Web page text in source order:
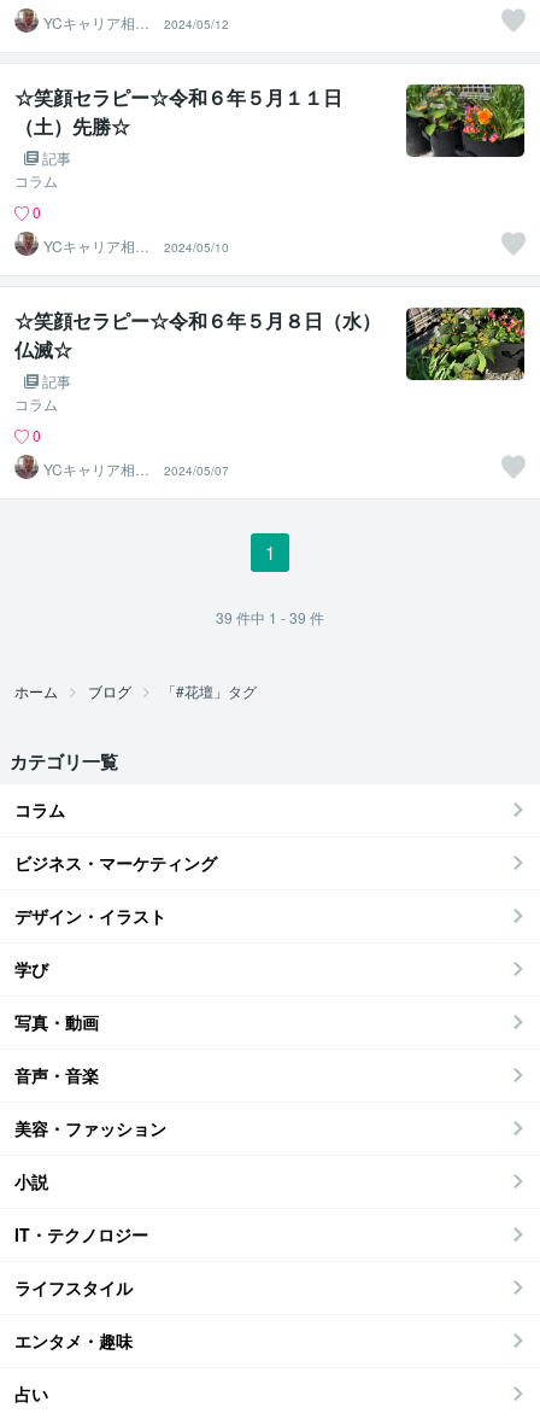
YCキャリア相談
2024/05/12
☆笑顔セラピー☆令和６年５月１１日
（土）先勝☆
記事
コラム
0
YCキャリア相談
2024/05/10
☆笑顔セラピー☆令和６年５月８日（水）
仏滅☆
記事
コラム
0
YCキャリア相談
2024/05/07
1
39 件中 1 - 39 件
ホーム ブログ 「#花壇」タグ
カテゴリ一覧
コラム
ビジネス・マーケティング
デザイン・イラスト
学び
写真・動画
音声・音楽
美容・ファッション
小説
IT・テクノロジー
ライフスタイル
エンタメ・趣味
占い